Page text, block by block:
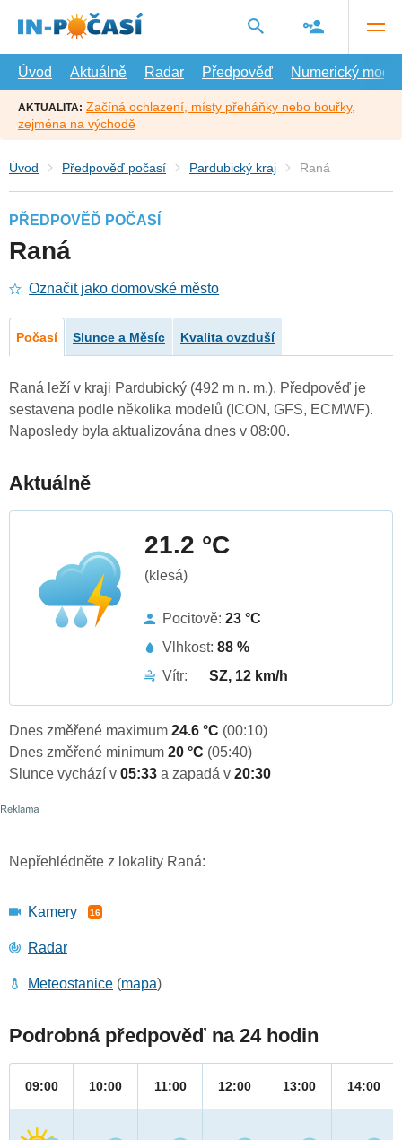
hlavní
Úvod
Aktuálně Radar Předpověď Numerický model
AKTUALITA: Začíná ochlazení, místy přeháňky nebo bouřky,
zejména na východě
Úvod Předpověď počasí Pardubický kraj Raná
PŘEDPOVĚĎ POČASÍ
Raná
Označit jako domovské město
Počasí Slunce a Měsíc Kvalita ovzduší
Raná leží v kraji Pardubický (492 m n. m.). Předpověď je
sestavena podle několika modelů (ICON, GFS, ECMWF).
Naposledy byla aktualizována dnes v 08:00.
Aktuálně
21.2 °C
(klesá)
Pocitově: 23 °C
Vlhkost: 88 %
Vítr:
SZ, 12 km/h
Dnes změřené maximum 24.6 °C (00:10)
Dnes změřené minimum 20 °C (05:40)
Slunce vychází v 05:33 a zapadá v 20:30
Nepřehlédněte z lokality Raná:
Kamery 16
Radar
Meteostanice (mapa)
Podrobná předpověď na 24 hodin
09:00 10:00 11:00 12:00 13:00 14:00